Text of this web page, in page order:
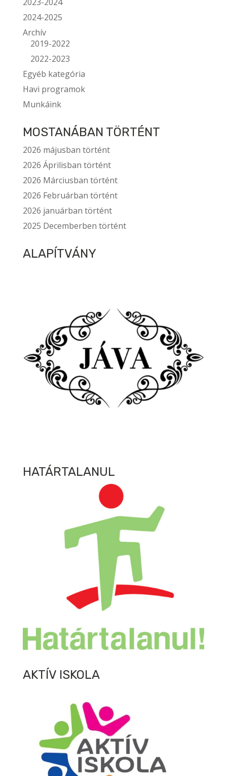
2024-2025
Archív
2019-2022
2022-2023
Egyéb kategória
Havi programok
Munkáink
MOSTANÁBAN TÖRTÉNT
2026 májusban történt
2026 Áprilisban történt
2026 Márciusban történt
2026 Februárban történt
2026 januárban történt
2025 Decemberben történt
ALAPÍTVÁNY
HATÁRTALANUL
AKTÍV ISKOLA